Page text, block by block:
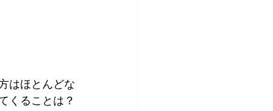
はほとんどな
くることは？